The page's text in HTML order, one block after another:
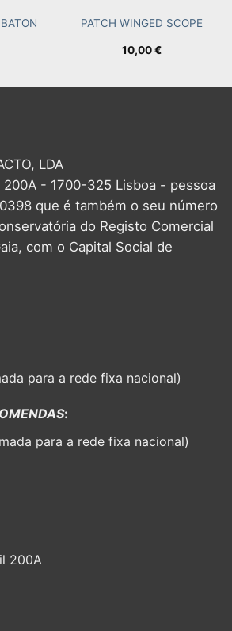
PATCH WINGED SCOPE
10,00€
LDA
200A - 1700-325 Lisboa - pessoa
que é também o seu número
do Registo Comercial
com o Capital Social de
para a rede fixa nacional)
:
para a rede fixa nacional)
200A